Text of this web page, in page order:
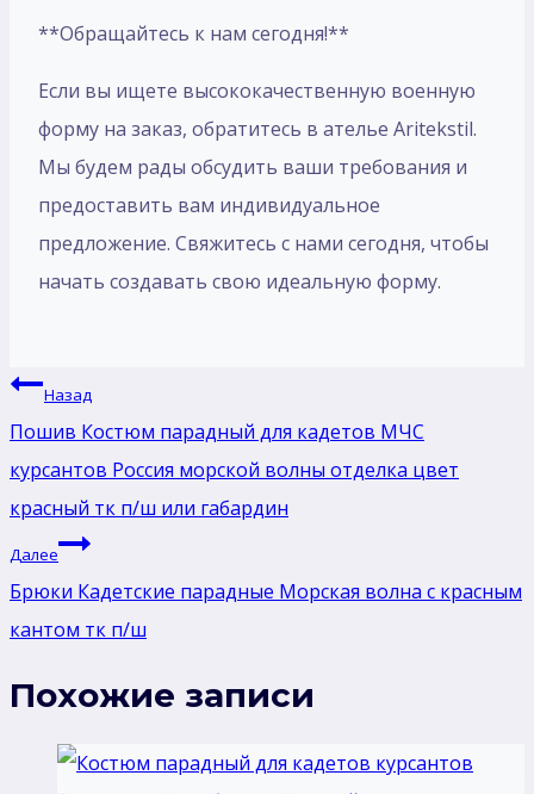
**Обращайтесь к нам сегодня!**
Если вы ищете высококачественную военную
форму на заказ, обратитесь в ателье Aritekstil.
Мы будем рады обсудить ваши требования и
предоставить вам индивидуальное
предложение. Свяжитесь с нами сегодня, чтобы
начать создавать свою идеальную форму.
Навигация
по
записям
Назад
Пошив Костюм парадный для кадетов МЧС
курсантов Россия морской волны отделка цвет
красный тк п/ш или габардин
Далее
Брюки Кадетские парадные Морская волна с красным
кантом тк п/ш
Похожие записи